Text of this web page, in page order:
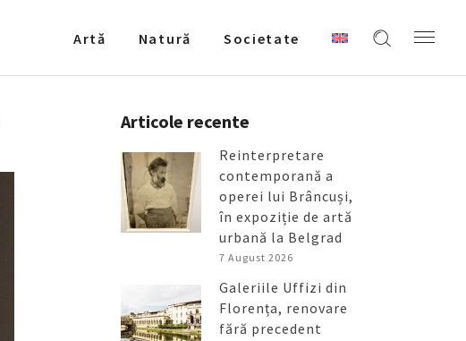
Artǎ Natură Societate
Articole recente
Reinterpretare
contemporană a
operei lui Brâncuși,
în expoziție de artă
urbană la Belgrad
7 August 2026
Galeriile Uffizi din
Florența, renovare
fără precedent